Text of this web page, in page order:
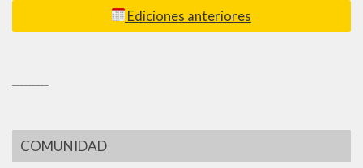
Ediciones anteriores
COMUNIDAD